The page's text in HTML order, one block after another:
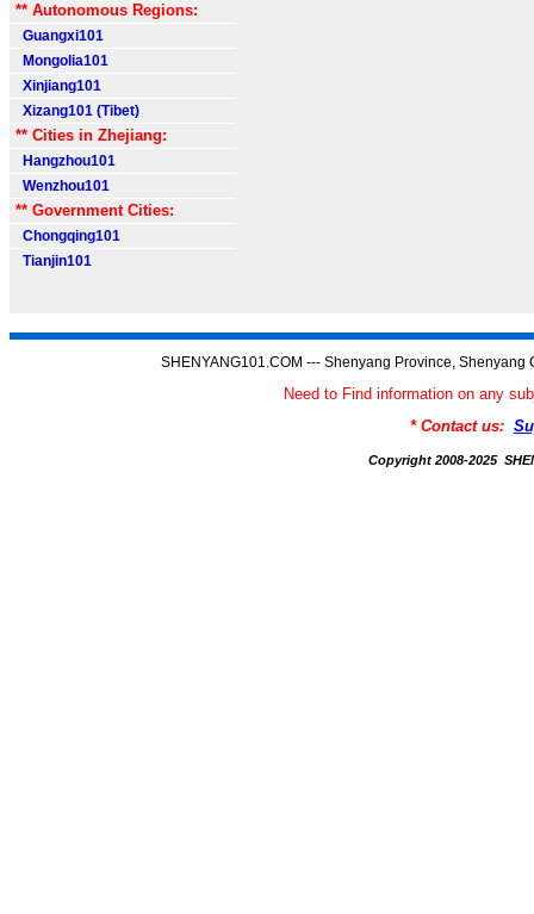
** Autonomous Regions:
Guangxi101
Mongolia101
Xinjiang101
Xizang101 (Tibet)
** Cities in Zhejiang:
Hangzhou101
Wenzhou101
** Government Cities:
Chongqing101
Tianjin101
SHENYANG101.COM --- Shenyang Province,
Need to Find information on any
* Contact us:
Copyright 2008-2025